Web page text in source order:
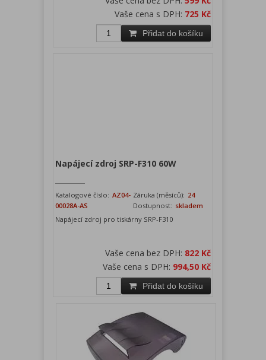
Vaše cena s DPH: 725 Kč
Přidat do košíku
Napájecí zdroj SRP-F310 60W
Katalogové číslo: AZ04-
00028A-AS
Záruka (měsíců): 24
Dostupnost: skladem
Napájecí zdroj pro tiskárny SRP-F310
Vaše cena bez DPH: 822 Kč
Vaše cena s DPH: 994,50 Kč
Přidat do košíku